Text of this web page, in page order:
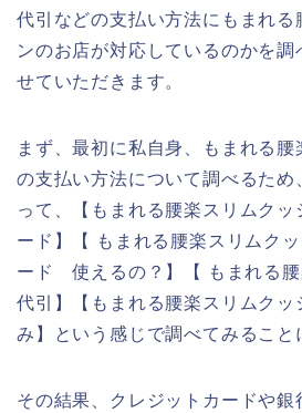
代引などの支払い方法にもまれる
ンのお店が対応しているのかを調
せていただきます。
まず、最初に私自身、もまれる腰
の支払い方法について調べるため
って、【もまれる腰楽スリムクッ
ード】【 もまれる腰楽スリムク
ード 使えるの？】【 もまれる腰
代引】【もまれる腰楽スリムク
み】という感じで調べてみること
その結果、クレジットカードや銀